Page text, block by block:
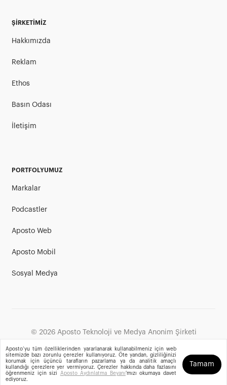
ŞİRKETİMİZ
Hakkımızda
Reklam
Ethos
Basın Odası
İletişim
PORTFOLYUMUZ
Markalar
Podcastler
Aposto Web
Aposto Mobil
Sosyal Medya
© 2026Aposto Teknoloji ve Medya Anonim Şirketi
Aposto’yu tüm özelliklerinden yararlanarak kullanabilmeniz için web
sitemizde bazı zorunlu çerezler kullanıyoruz. Öte yandan, gizliliğinizi
korumak için üçüncü tarafların pazarlama ya da analitik amaçlı
kullandığı çerezlere yer vermiyoruz. Çerezler hakkında daha fazlasını
öğrenmeniz için sizi
Aposto Aydınlatma Beyanı'mızı okumaya davet
ediyoruz.
Tamam